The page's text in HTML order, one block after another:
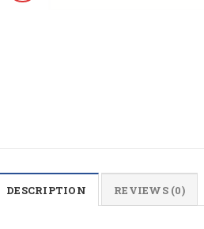
DESCRIPTION REVIEWS (0)